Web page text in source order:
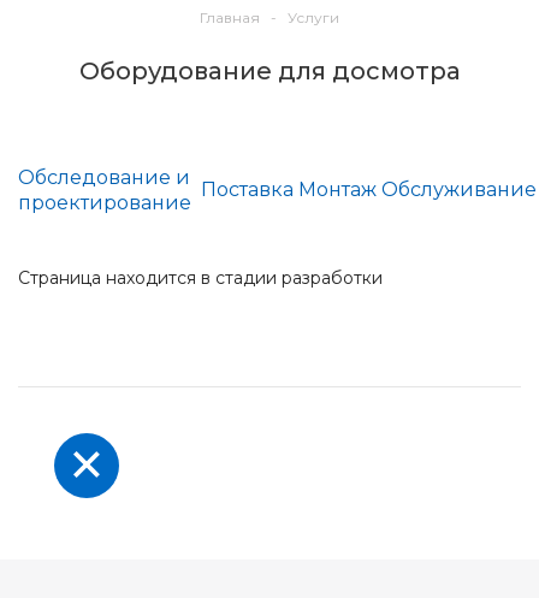
Главная - Услуги
Оборудование для досмотра
Обследование и
проектирование
Поставка Монтаж Обслуживание
Страница находится в стадии разработки